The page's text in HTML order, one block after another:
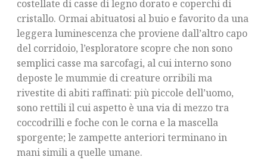
costellate di casse di legno dorato e coperchi di
cristallo. Ormai abituatosi al buio e favorito da una
leggera luminescenza che proviene dall’altro capo
del corridoio, l’esploratore scopre che non sono
semplici casse ma sarcofagi, al cui interno sono
deposte le mummie di creature orribili ma
rivestite di abiti raffinati: più piccole dell’uomo,
sono rettili il cui aspetto è una via di mezzo tra
coccodrilli e foche con le corna e la mascella
sporgente; le zampette anteriori terminano in
mani simili a quelle umane.